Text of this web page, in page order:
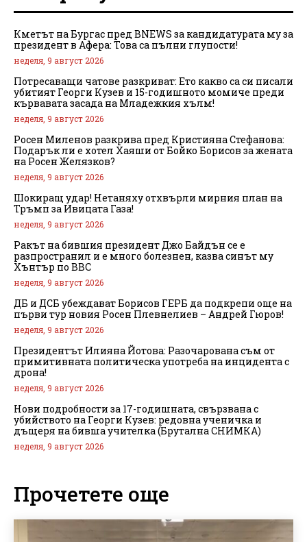
Кметът на Бургас пред BNEWS за кандидатурата му за
президент в Афера: Това са пълни глупости!
неделя, 9 август 2026
Потресаващи чатове разкриват: Ето какво са си писали
убитият Георги Кузев и 15-годишното момиче преди
кървавата засада на Младежкия хълм!
неделя, 9 август 2026
Росен Миленов разкрива пред Кристияна Стефанова:
Подарък ли е хотел Хаяши от Бойко Борисов за жената
на Росен Желязков?
неделя, 9 август 2026
Шокиращ удар! Нетаняху отхвърли мирния план на
Тръмп за Ивицата Газа!
неделя, 9 август 2026
Ракът на бившия президент Джо Байдън се е
разпространил и е много болезнен, казва синът му
Хънтър по BBC
неделя, 9 август 2026
ДБ и ДСБ убеждават Борисов ГЕРБ да подкрепи още на
първи тур новия Росен Плевнелиев – Андрей Гюров!
неделя, 9 август 2026
Президентът Илияна Йотова: Разочарована съм от
примитивната политическа употреба на инцидента с
дрона!
неделя, 9 август 2026
Нови подробности за 17-годишната, свързвана с
убийството на Георги Кузев: редовна ученичка и
дъщеря на бивша учителка (Брутална СНИМКА)
неделя, 9 август 2026
Прочетете още